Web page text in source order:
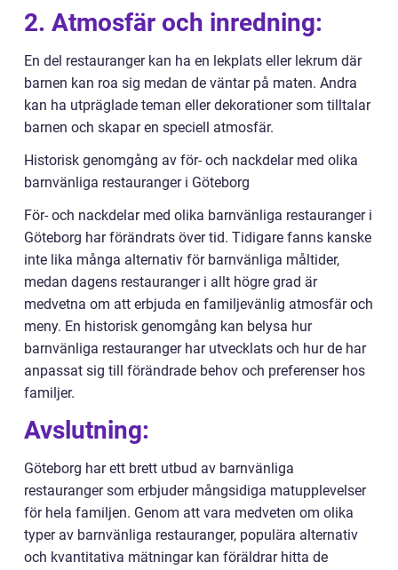
2. Atmosfär och inredning:
En del restauranger kan ha en lekplats eller lekrum där
barnen kan roa sig medan de väntar på maten. Andra
kan ha utpräglade teman eller dekorationer som tilltalar
barnen och skapar en speciell atmosfär.
Historisk genomgång av för- och nackdelar med olika
barnvänliga restauranger i Göteborg
För- och nackdelar med olika barnvänliga restauranger i
Göteborg har förändrats över tid. Tidigare fanns kanske
inte lika många alternativ för barnvänliga måltider,
medan dagens restauranger i allt högre grad är
medvetna om att erbjuda en familjevänlig atmosfär och
meny. En historisk genomgång kan belysa hur
barnvänliga restauranger har utvecklats och hur de har
anpassat sig till förändrade behov och preferenser hos
familjer.
Avslutning:
Göteborg har ett brett utbud av barnvänliga
restauranger som erbjuder mångsidiga matupplevelser
för hela familjen. Genom att vara medveten om olika
typer av barnvänliga restauranger, populära alternativ
och kvantitativa mätningar kan föräldrar hitta de